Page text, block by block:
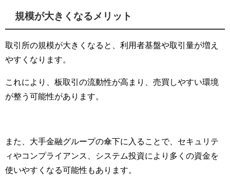
規模が大きくなるメリット
取引所の規模が大きくなると、利用者基盤や取引量が増え
やすくなります。
これにより、板取引の流動性が高まり、売買しやすい環境
が整う可能性があります。
また、大手金融グループの傘下に入ることで、セキュリテ
ィやコンプライアンス、システム投資により多くの資金を
使いやすくなる可能性もあります。